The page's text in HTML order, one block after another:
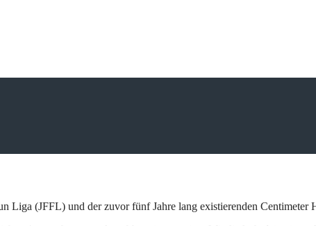
Liga (JFFL) und der zuvor fünf Jahre lang existierenden